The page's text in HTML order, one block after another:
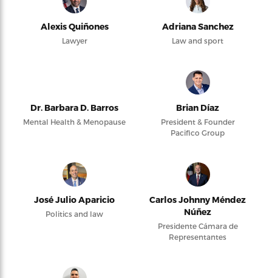
Alexis Quiñones
Lawyer
Adriana Sanchez
Law and sport
Dr. Barbara D. Barros
Mental Health & Menopause
Brian Díaz
President & Founder
Pacifico Group
José Julio Aparicio
Politics and law
Carlos Johnny Méndez
Núñez
Presidente Cámara de
Representantes